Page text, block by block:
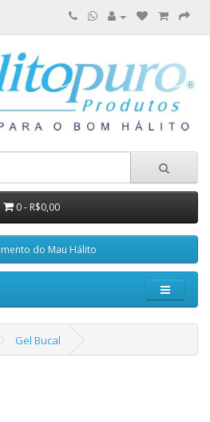
0 - R$0,00
do Mau Hálito
Gel Bucal